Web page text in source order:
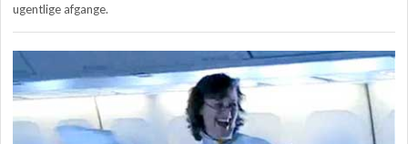
ugentlige afgange.